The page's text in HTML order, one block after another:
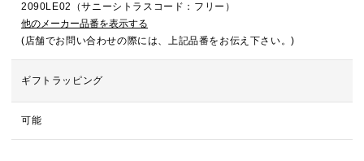
2090LE02（サニーシトラスコード：フリー）
他のメーカー品番を表示する
(店舗でお問い合わせの際には、上記品番をお伝え下さい。)
ギフトラッピング
可能